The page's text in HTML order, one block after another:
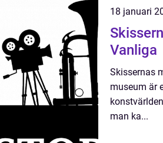
18 januari
Vanliga
Skissernas
museum är
man ka...